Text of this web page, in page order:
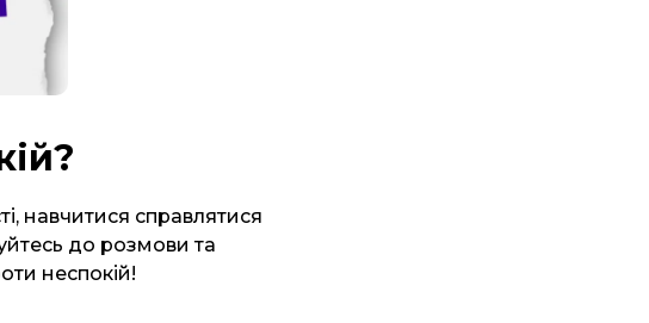
навчитися справлятися
до розмови та
неспокій!